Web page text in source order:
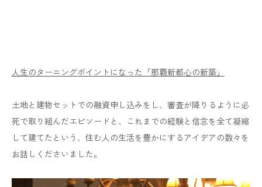
人生のターニングポイントになった「那覇新都心の新築」
土地と建物セットでの融資申し込みをし、審査が降りるように必
死で取り組んだエピソードと、これまでの経験と信念を全て凝縮
して建てたという、住む人の生活を豊かにするアイデアの数々を
お話しくださいました。